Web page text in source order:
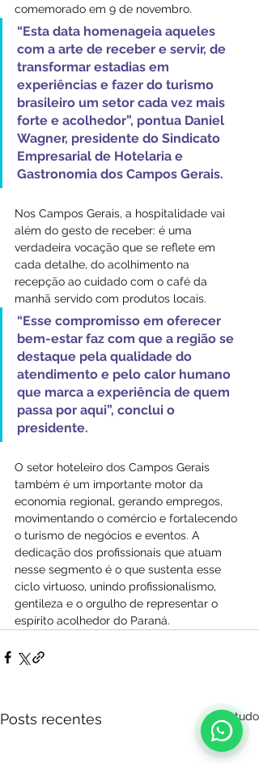
comemorado em 9 de novembro.
“Esta data homenageia aqueles
com a arte de receber e servir, de
transformar estadias em
experiências e fazer do turismo
brasileiro um setor cada vez mais
forte e acolhedor”, pontua Daniel
Wagner, presidente do Sindicato
Empresarial de Hotelaria e
Gastronomia dos Campos Gerais.
Nos Campos Gerais, a hospitalidade vai
além do gesto de receber: é uma
verdadeira vocação que se reflete em
cada detalhe, do acolhimento na
recepção ao cuidado com o café da
manhã servido com produtos locais.
“Esse compromisso em oferecer
bem-estar faz com que a região se
destaque pela qualidade do
atendimento e pelo calor humano
que marca a experiência de quem
passa por aqui”, conclui o
presidente.
O setor hoteleiro dos Campos Gerais
também é um importante motor da
economia regional, gerando empregos,
movimentando o comércio e fortalecendo
o turismo de negócios e eventos. A
dedicação dos profissionais que atuam
nesse segmento é o que sustenta esse
ciclo virtuoso, unindo profissionalismo,
gentileza e o orgulho de representar o
espírito acolhedor do Paraná.
Posts recentes Ver tudo